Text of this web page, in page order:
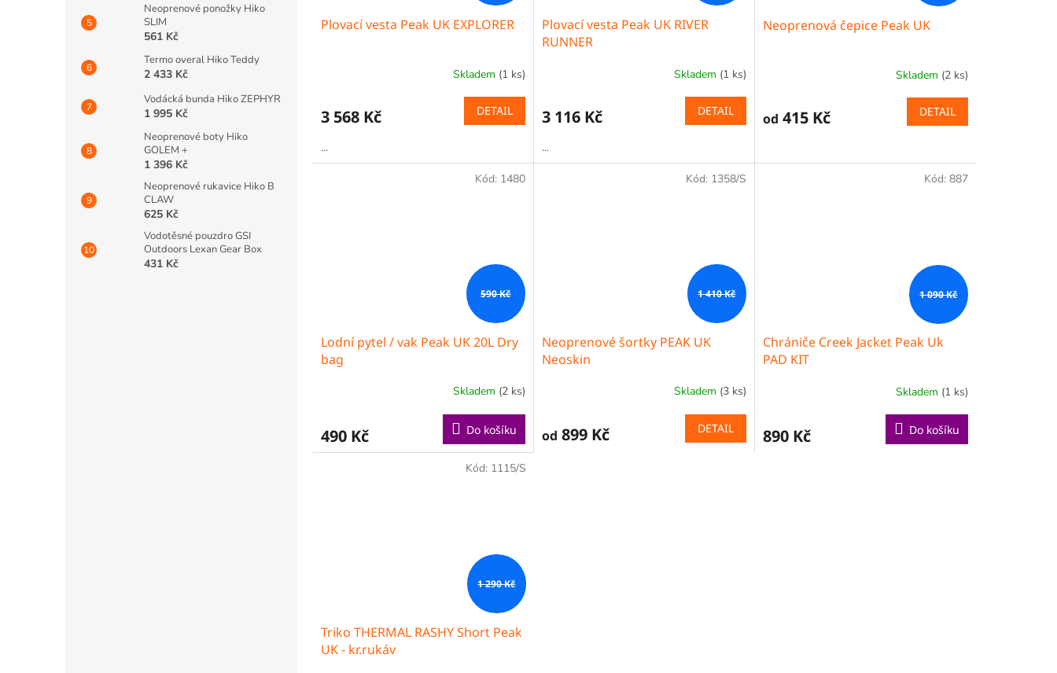
Neoprenové ponožky Hiko
SLIM
561 Kč
Termo overal Hiko Teddy
2 433 Kč
Vodácká bunda Hiko ZEPHYR
1 995 Kč
Neoprenové boty Hiko
GOLEM +
1 396 Kč
Neoprenové rukavice Hiko B
CLAW
625 Kč
Vodotěsné pouzdro GSI
Outdoors Lexan Gear Box
431 Kč
Plovací vesta Peak UK EXPLORER
Skladem (1 ks)
3 568 Kč DETAIL
...
Plovací vesta Peak UK RIVER
RUNNER
Skladem (1 ks)
3 116 Kč DETAIL
...
Neoprenová čepice Peak UK
Skladem (2 ks)
od 415 Kč DETAIL
590 Kč
Lodní pytel / vak Peak UK 20L Dry
bag
Skladem (2 ks)
490 Kč Do košíku
Kód: 1480
1 410 Kč
Neoprenové šortky PEAK UK
Neoskin
je
Skladem (3 ks)
od 899 Kč DETAIL
Kód: 1358/S
1 090 Kč
Chrániče Creek Jacket Peak Uk
PAD KIT
Skladem (1 ks)
890 Kč Do košíku
Kód: 887
1 290 Kč
Triko THERMAL RASHY Short Peak
UK - kr.rukáv
Kód: 1115/S